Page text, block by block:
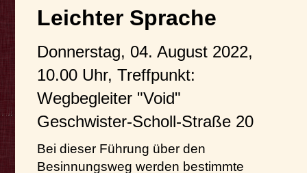
Leichter Sprache
Donnerstag, 04. August 2022,
10.00 Uhr, Treffpunkt:
Wegbegleiter "Void"
Geschwister-Scholl-Straße 20
Bei dieser Führung über den
Besinnungsweg werden bestimmte